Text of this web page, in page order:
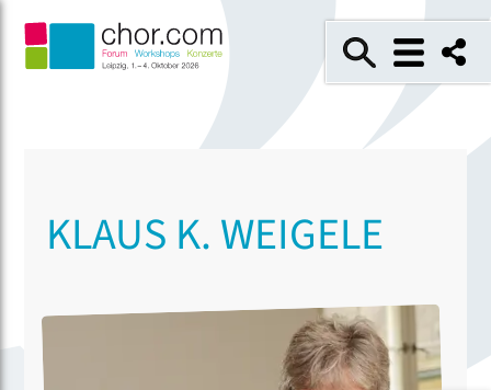
KLAUS K. WEIGELE